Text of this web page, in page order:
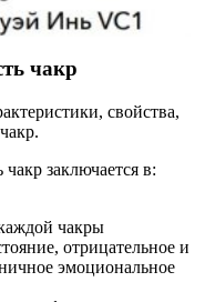
чакр
свойства,
заключается в:
чакры
отрицательное и
эмоциональное